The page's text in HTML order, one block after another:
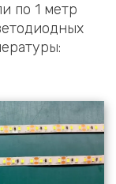
по 1 метр